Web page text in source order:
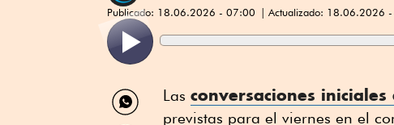
Publicado: 18.06.2026 - 07:00 Actualizado: 18.06.2026
Compartir
por
Las conversaciones
previstas para el viernes en el